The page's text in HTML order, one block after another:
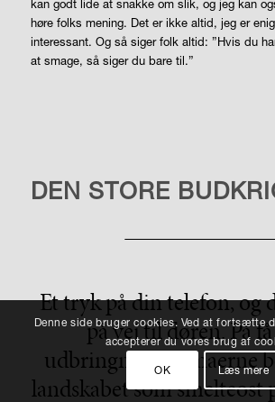
kan godt lide at snakke om slik, og jeg kan
høre folks mening. Det er ikke altid, jeg er
interessant. Og så siger folk altid: ”Hvis du
at smage, så siger du bare til.”
DEN STORE
Et tryk på din telefon, og
på vej til døren. På
udbringningsfirmaerne
landskabet som smelteost
Denne side bruger cookies. Ved at fortsætte
accepterer du vores brug af
OK Læs mere